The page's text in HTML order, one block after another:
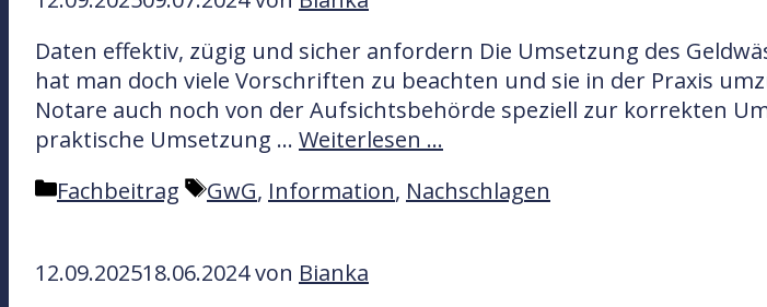
o
r
i
e
n
g
w
ö
r
t
e
Daten effektiv, zügig und sicher anfordern Die Umsetzung des
hat man doch viele Vorschriften zu beachten und sie in der Praxis
Notare auch noch von der Aufsichtsbehörde speziell zur korrekten
praktische Umsetzung … Weiterlesen …
K
e
Fachbeitrag
S
l
GwG, Information, Nachschlagen
12.09.202518.06.2024von Bianka